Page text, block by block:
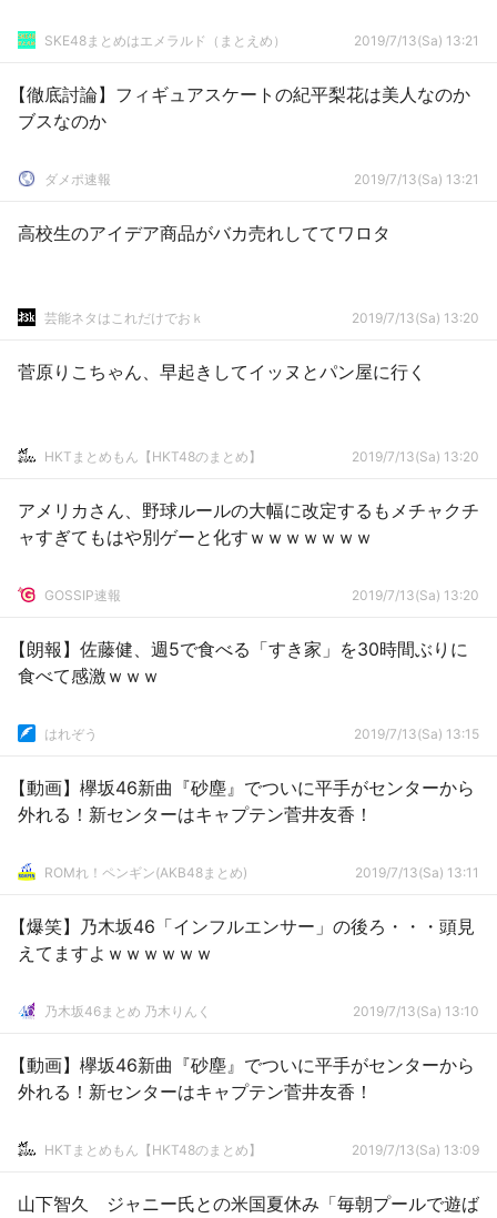
SKE48まとめはエメラルド（まとえめ） 2019/7/13(Sa) 13:21
【徹底討論】フィギュアスケートの紀平梨花は美人なのか
ブスなのか
ダメポ速報 2019/7/13(Sa) 13:21
高校生のアイデア商品がバカ売れしててワロタ
芸能ネタはこれだけでおｋ 2019/7/13(Sa) 13:20
菅原りこちゃん、早起きしてイッヌとパン屋に行く
HKTまとめもん【HKT48のまとめ】 2019/7/13(Sa) 13:20
アメリカさん、野球ルールの大幅に改定するもメチャクチ
ャすぎてもはや別ゲーと化すｗｗｗｗｗｗｗ
GOSSIP速報 2019/7/13(Sa) 13:20
【朗報】佐藤健、週5で食べる「すき家」を30時間ぶりに
食べて感激ｗｗｗ
はれぞう 2019/7/13(Sa) 13:15
【動画】欅坂46新曲『砂塵』でついに平手がセンターから
外れる！新センターはキャプテン菅井友香！
ROMれ！ペンギン(AKB48まとめ) 2019/7/13(Sa) 13:11
【爆笑】乃木坂46「インフルエンサー」の後ろ・・・頭見
えてますよｗｗｗｗｗｗ
乃木坂46まとめ 乃木りんく 2019/7/13(Sa) 13:10
【動画】欅坂46新曲『砂塵』でついに平手がセンターから
外れる！新センターはキャプテン菅井友香！
HKTまとめもん【HKT48のまとめ】 2019/7/13(Sa) 13:09
山下智久 ジャニー氏との米国夏休み「毎朝プールで遊ば